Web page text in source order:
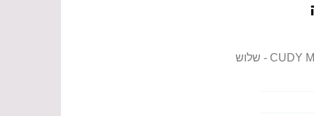
מגדיל טווח אלחוטי CUDY M3000(3-Pack)-IL Mesh WiFi 6 Dual Band / AX3000Mbps - שלוש